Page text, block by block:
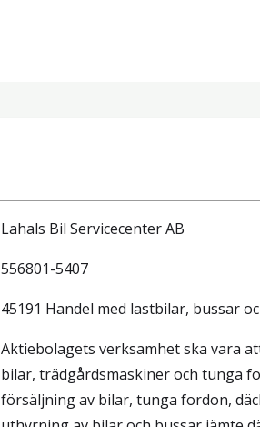
Lahals Bil Servicecenter AB
556801-5407
45191 Handel med lastbilar, bussar
Aktiebolagets verksamhet ska vara
bilar, trädgårdsmaskiner och tunga
försäljning av bilar, tunga fordon,